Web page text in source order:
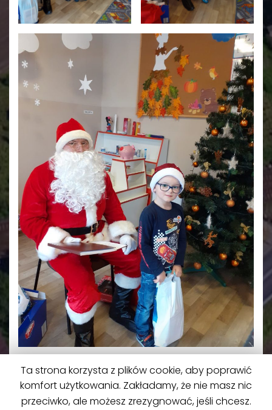
Ta strona korzysta z plików cookie, aby poprawić
komfort użytkowania. Zakładamy, że nie masz nic
przeciwko, ale możesz zrezygnować, jeśli chcesz.